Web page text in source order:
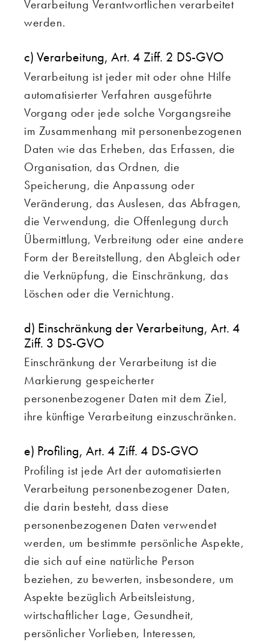
Verarbeitung Verantwortlichen verarbeitet
werden.
c) Verarbeitung, Art. 4 Ziff. 2 DS-GVO
Verarbeitung ist jeder mit oder ohne Hilfe
automatisierter Verfahren ausgeführte
Vorgang oder jede solche Vorgangsreihe
im Zusammenhang mit personenbezogenen
Daten wie das Erheben, das Erfassen, die
Organisation, das Ordnen, die
Speicherung, die Anpassung oder
Veränderung, das Auslesen, das Abfragen,
die Verwendung, die Offenlegung durch
Übermittlung, Verbreitung oder eine andere
Form der Bereitstellung, den Abgleich oder
die Verknüpfung, die Einschränkung, das
Löschen oder die Vernichtung.
d) Einschränkung der Verarbeitung, Art. 4
Ziff. 3 DS-GVO
Einschränkung der Verarbeitung ist die
Markierung gespeicherter
personenbezogener Daten mit dem Ziel,
ihre künftige Verarbeitung einzuschränken.
e) Profiling, Art. 4 Ziff. 4 DS-GVO
Profiling ist jede Art der automatisierten
Verarbeitung personenbezogener Daten,
die darin besteht, dass diese
personenbezogenen Daten verwendet
werden, um bestimmte persönliche Aspekte,
die sich auf eine natürliche Person
beziehen, zu bewerten, insbesondere, um
Aspekte bezüglich Arbeitsleistung,
wirtschaftlicher Lage, Gesundheit,
persönlicher Vorlieben, Interessen,